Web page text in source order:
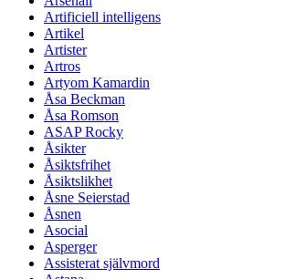
Artificiell intelligens
Artikel
Artister
Artros
Artyom Kamardin
Åsa Beckman
Åsa Romson
ASAP Rocky
Åsikter
Åsiktsfrihet
Åsiktslikhet
Åsne Seierstad
Åsnen
Asocial
Asperger
Assisterat självmord